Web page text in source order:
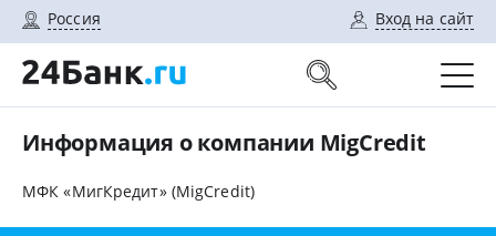
Россия Вход на сайт
Информация о компании MigCredit
МФК «МигКредит» (MigCredit)